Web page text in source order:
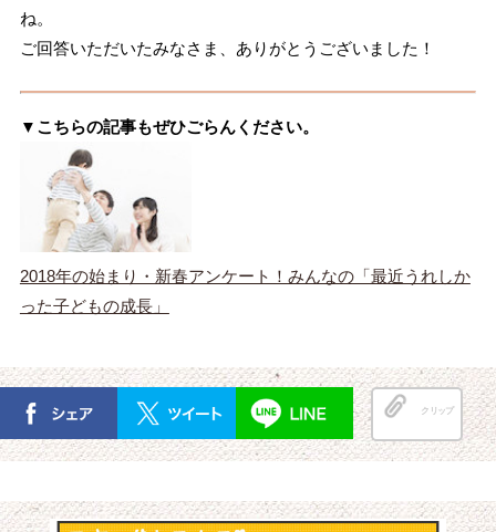
ね。
ご回答いただいたみなさま、ありがとうございました！
▼こちらの記事もぜひごらんください。
2018年の始まり・新春アンケート！みんなの「最近うれしか
った子どもの成長」
クリップ